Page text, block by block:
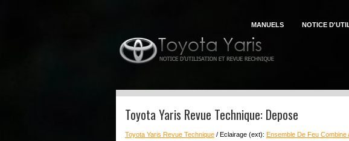
MANUELS NOTICE
Toyota Yaris Revue Technique: Depose
Toyota Yaris Revue Technique / Eclairage (ext): Ensemble De Feu Combine